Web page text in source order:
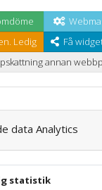
Ledig
Få
annan
data Analytics
statistik